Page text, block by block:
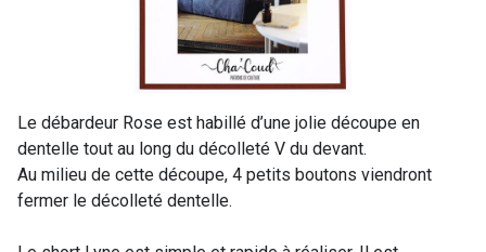
Le débardeur Rose est habillé d’une jolie découpe en
dentelle tout au long du décolleté V du devant.
Au milieu de cette découpe, 4 petits boutons viendront
fermer le décolleté dentelle.